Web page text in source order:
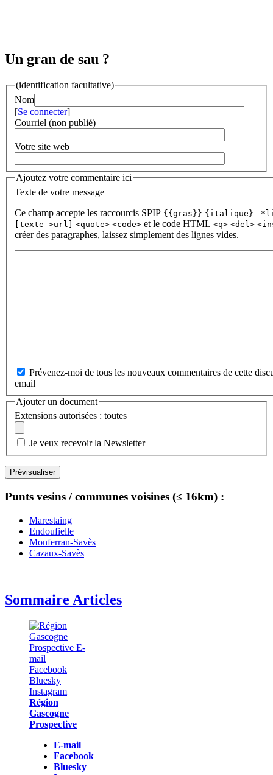
Un gran de sau ?
(identification facultative)
Nom
[Se connecter]
Courriel (non publié)
Votre site web
Ajoutez votre commentaire ici
Texte de votre message
Ce champ accepte les raccourcis SPIP {{gras}} {italique} -
[texte->url] <quote> <code> et le code HTML <q> <del>
créer des paragraphes, laissez simplement des lignes vides.
Prévenez-moi de tous les nouveaux commentaires de cette
email
Ajouter un document
Extensions autorisées : toutes
Je veux recevoir la Newsletter
Punts vesins / communes voisines (≤ 16km) :
Marestaing
Endoufielle
Monferran-Savès
Cazaux-Savès
Sommaire Articles
Région
Gascogne
Prospective
E-mail
Facebook
Bluesky